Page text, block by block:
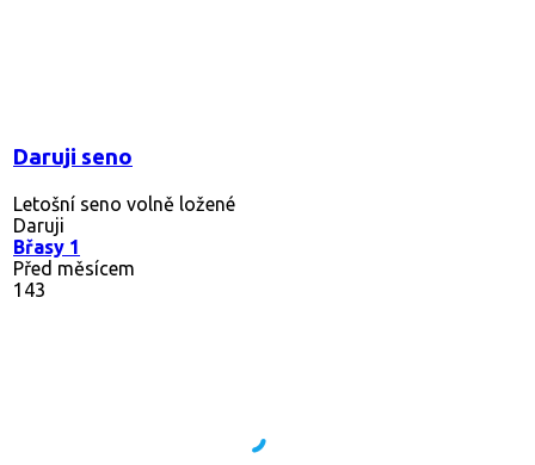
Daruji seno
Letošní seno volně ložené
Daruji
Břasy 1
Před měsícem
143